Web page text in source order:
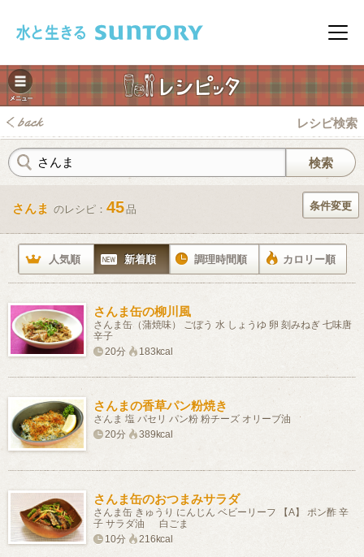
メニ
レシピ検索
さんま のレシピ： 45品 条件変更
人気順 新着順 調理時間順 カロリー順
さんま缶の柳川風
さんま缶（蒲焼味） ごぼう 水 しょうゆ 卵 刻みねぎ 七味唐
辛子
20分
183kcal
さんまの香草パン粉焼き
さんま 塩 パセリ パン粉 粉チーズ オリーブ油
20分
389kcal
さんま缶のおつまみサラダ
さんま缶 きゅうり にんじん ベビーリーフ 【A】 ポン酢 辛
子 サラダ油 白ごま
10分
216kcal